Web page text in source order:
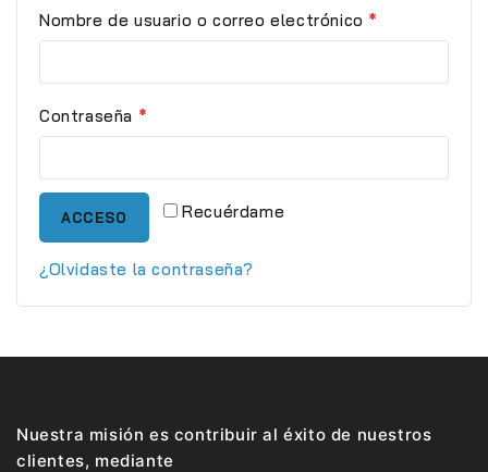
Nombre de usuario o correo electrónico *
Contraseña *
Recuérdame
ACCESO
¿Olvidaste la contraseña?
Nuestra misión es contribuir al éxito de nuestros
clientes, mediante